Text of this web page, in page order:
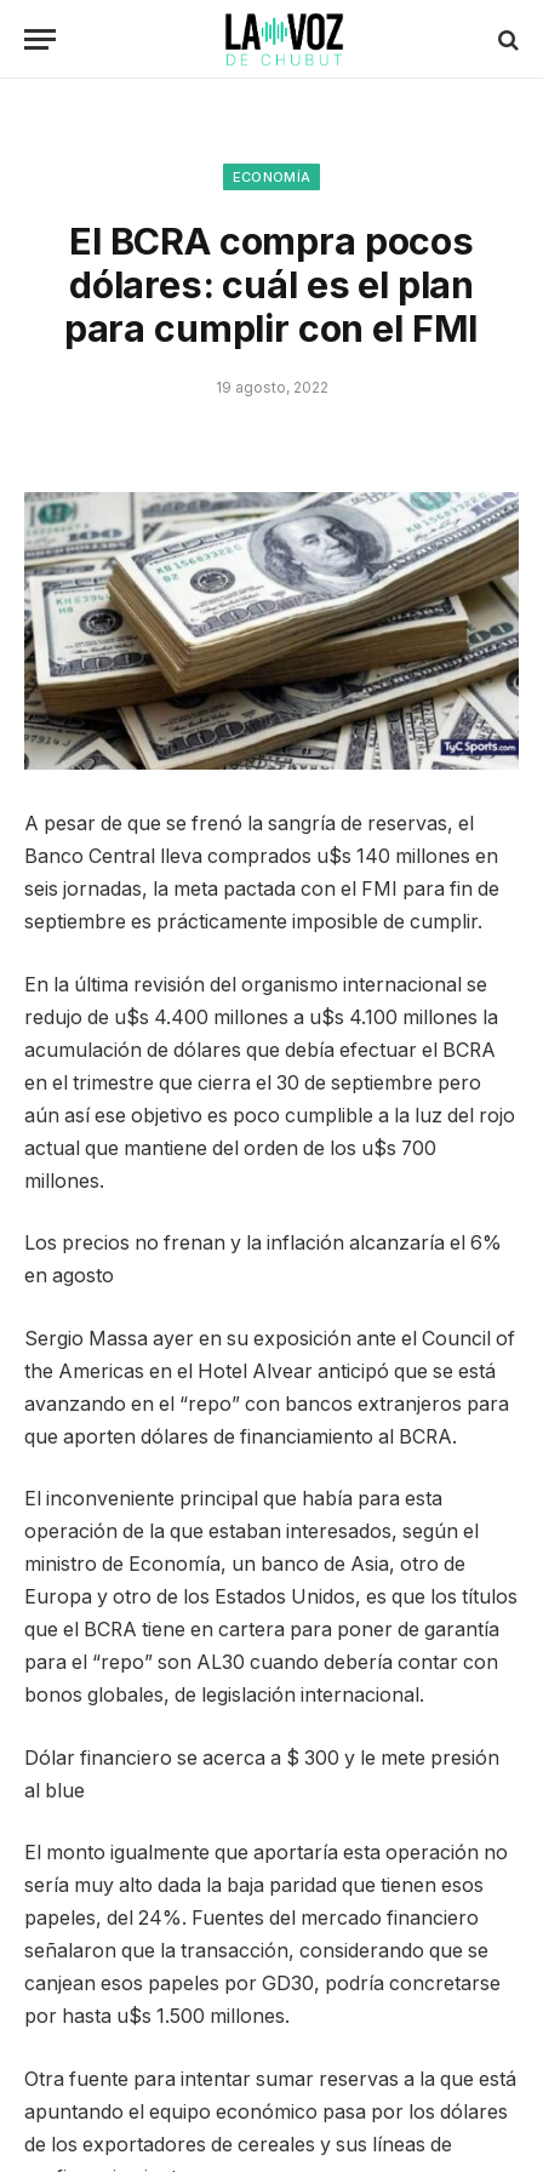
ECONOMÍA
El BCRA compra pocos
dólares: cuál es el plan
para cumplir con el FMI
19 agosto, 2022
A pesar de que se frenó la sangría de reservas, el
Banco Central lleva comprados u$s 140 millones en
seis jornadas, la meta pactada con el FMI para fin de
septiembre es prácticamente imposible de cumplir.
En la última revisión del organismo internacional se
redujo de u$s 4.400 millones a u$s 4.100 millones la
acumulación de dólares que debía efectuar el BCRA
en el trimestre que cierra el 30 de septiembre pero
aún así ese objetivo es poco cumplible a la luz del rojo
actual que mantiene del orden de los u$s 700
millones.
Los precios no frenan y la inflación alcanzaría el 6%
en agosto
Sergio Massa ayer en su exposición ante el Council of
the Americas en el Hotel Alvear anticipó que se está
avanzando en el “repo” con bancos extranjeros para
que aporten dólares de financiamiento al BCRA.
El inconveniente principal que había para esta
operación de la que estaban interesados, según el
ministro de Economía, un banco de Asia, otro de
Europa y otro de los Estados Unidos, es que los títulos
que el BCRA tiene en cartera para poner de garantía
para el “repo” son AL30 cuando debería contar con
bonos globales, de legislación internacional.
Dólar financiero se acerca a $ 300 y le mete presión
al blue
El monto igualmente que aportaría esta operación no
sería muy alto dada la baja paridad que tienen esos
papeles, del 24%. Fuentes del mercado financiero
señalaron que la transacción, considerando que se
canjean esos papeles por GD30, podría concretarse
por hasta u$s 1.500 millones.
Otra fuente para intentar sumar reservas a la que está
apuntando el equipo económico pasa por los dólares
de los exportadores de cereales y sus líneas de